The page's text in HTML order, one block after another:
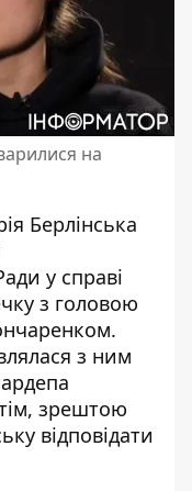
на
Берлінська
у справі
з головою
з ним
зрештою
відповідати